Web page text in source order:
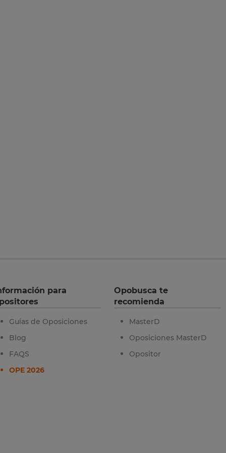
para
Guías de Oposiciones
Blog
FAQS
OPE 2026
Opobusca te
recomienda
MasterD
Oposiciones MasterD
Opositor